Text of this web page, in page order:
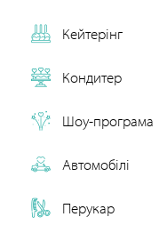
Кейтерінг
Кондитер
Шоу-програма
Автомобілі
Перукар